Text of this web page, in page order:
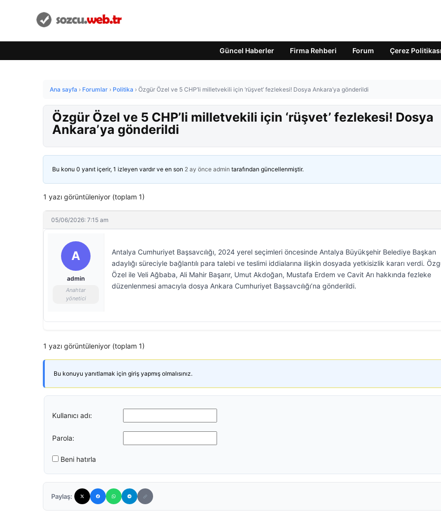
Güncel Haberler Firma Rehberi Forum Çerez Politikası
Ana sayfa › Forumlar › Politika › Özgür Özel ve 5 CHP’li milletvekili için ‘rüşvet’ fezlekesi! Dosya Ankara’ya gönderildi
Özgür Özel ve 5 CHP’li milletvekili için ‘rüşvet’ fezlekesi! Dosya
Ankara’ya gönderildi
Bu konu 0 yanıt içerir, 1 izleyen vardır ve en son 2 ay önce admin tarafından güncellenmiştir.
1 yazı görüntüleniyor (toplam 1)
05/06/2026: 7:15 am
A
admin
Anahtar
yönetici
Antalya Cumhuriyet Başsavcılığı, 2024 yerel seçimleri öncesinde Antalya Büyükşehir Belediye Başkan
adaylığı süreciyle bağlantılı para talebi ve teslimi iddialarına ilişkin dosyada yetkisizlik kararı verdi.
Özel ile Veli Ağbaba, Ali Mahir Başarır, Umut Akdoğan, Mustafa Erdem ve Cavit Arı hakkında fezleke
düzenlenmesi amacıyla dosya Ankara Cumhuriyet Başsavcılığı’na gönderildi.
1 yazı görüntüleniyor (toplam 1)
Bu konuyu yanıtlamak için giriş yapmış olmalısınız.
Kullanıcı adı:
Parola:
Beni hatırla
Paylaş: